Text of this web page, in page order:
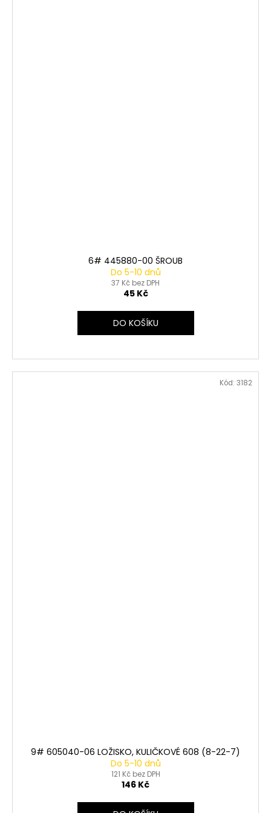
6# 445880-00 ŠROUB
Do 5-10 dnů
37 Kč bez DPH
45 Kč
DO KOŠÍKU
9# 605040-06 LOŽISKO, KULIČKOVÉ 608 (8-22-7)
Do 5-10 dnů
121 Kč bez DPH
146 Kč
Kód: 3182